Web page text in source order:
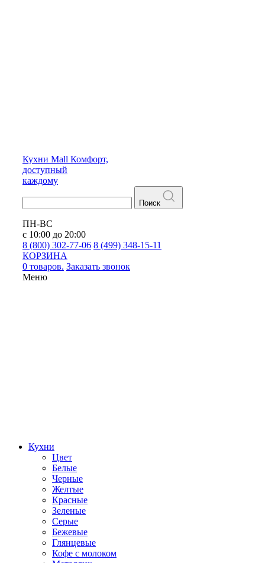
Кухни Mall Комфорт,
доступный
каждому
Поиск
ПН-ВС
с 10:00 до 20:00
8 (800) 302-77-06 8 (499) 348-15-11
КОРЗИНА
0 товаров. Заказать звонок
Меню
Кухни
Цвет
Белые
Черные
Желтые
Красные
Зеленые
Серые
Бежевые
Глянцевые
Кофе с молоком